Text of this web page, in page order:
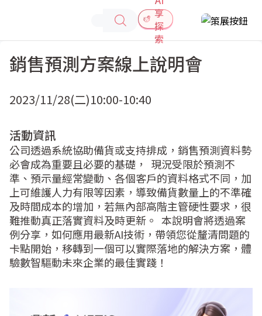
享
探
索
銷售預測方案線上說明會
2023/11/28(二)10:00-10:40
活動資訊
公司透過系統協助備貨或支持排成，銷售預測資料勢
必會成為重要且必要的基礎，  現況受限於預測不
準、預示量經常變動、各個客戶的資料格式不同，加
上可維護人力有限等因素，導致備貨數量上的不準確
及時間成本的增加，若無內部高階主管硬性要求，很
難推動真正落實資料及時更新。  本說明會將透過案
例分享，如何應用最新AI技術，帶領您從釐清問題的
卡點開始，移轉到一個可以實際落地的解決方案，體
驗數智驅動未來企業的最佳實踐！